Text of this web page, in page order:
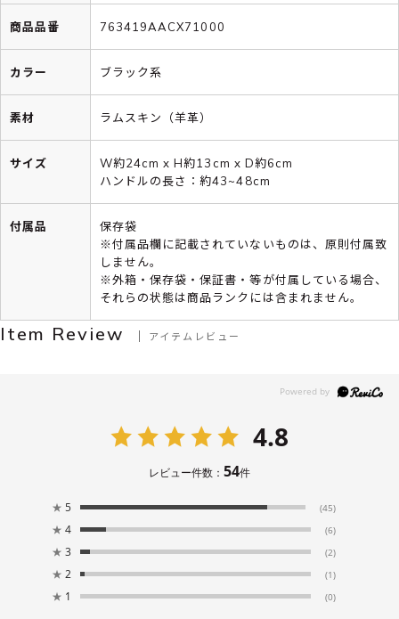
商品品番 763419AACX71000
カラー ブラック系
素材 ラムスキン（羊革）
サイズ
W約24cm x H約13cm x D約6cm
ハンドルの長さ：約43~48cm
付属品
保存袋
※付属品欄に記載されていないものは、原則付属致
しません。
※外箱・保存袋・保証書・等が付属している場合、
それらの状態は商品ランクには含まれません。
Item Review アイテムレビュー
4.8
レビュー件数： 54件
★ 5 (45)
★ 4 (6)
★ 3 (2)
★ 2 (1)
★ 1 (0)